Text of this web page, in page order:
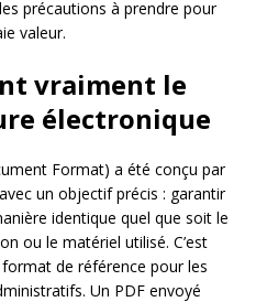
précautions à prendre pour
valeur.
vraiment le
électronique
Format) a été conçu par
un objectif précis : garantir
identique quel que soit le
ou le matériel utilisé. C’est
de référence pour les
Un PDF envoyé